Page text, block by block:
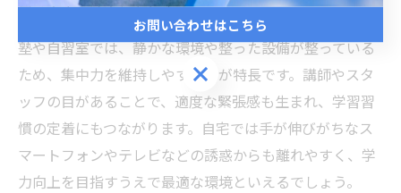
用は大きな味方となります。
塾や自習室では、静かな環境や整った設備が整っている
ため、集中力を維持しやすいのが特長です。講師やスタ
ッフの目があることで、適度な緊張感も生まれ、学習習
慣の定着にもつながります。自宅では手が伸びがちなス
マートフォンやテレビなどの誘惑からも離れやすく、学
力向上を目指すうえで最適な環境といえるでしょう。
お問い合わせはこちら
お問い合わせはこちら